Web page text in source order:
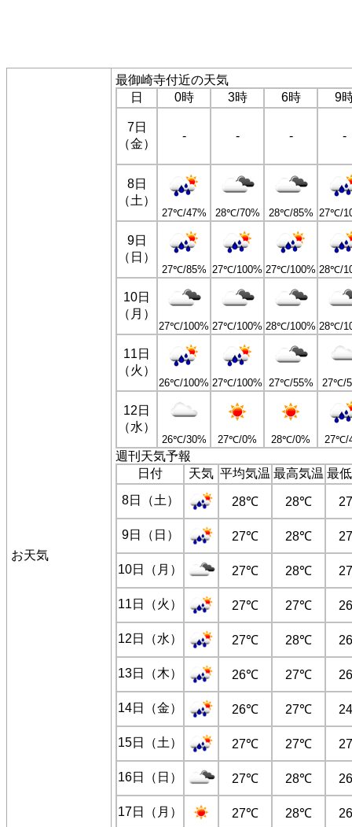
お天気
最御崎寺付近の天気
日
0時 3時 6時 9
7日
（金）
- - - -
8日
（土）
27℃/47% 28℃/70% 28℃/85% 27℃/
9日
（日）
27℃/85% 27℃/100% 27℃/100% 28℃/
10日
（月）
27℃/100% 27℃/100% 28℃/100% 28℃/
11日
（火）
26℃/100% 27℃/100% 27℃/55% 27℃/
12日
（水）
26℃/30% 27℃/0% 28℃/0% 27℃/
週刊天気予報
日付
天気 平均気温 最高気温 最
8日（土）
28℃ 28℃
9日（日） 27℃ 28℃
10日（月） 27℃ 28℃
11日（火） 27℃ 27℃
12日（水） 27℃ 28℃
13日（木） 26℃ 27℃
14日（金） 26℃ 27℃
15日（土） 27℃ 27℃
16日（日） 27℃ 28℃
17日（月） 27℃ 28℃